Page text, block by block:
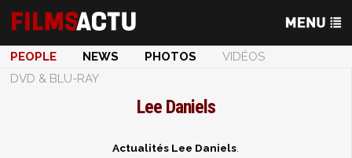
PEOPLE NEWS PHOTOS
VIDÉOS
DVD & BLU-RAY
Lee Daniels
Actualités Lee Daniels